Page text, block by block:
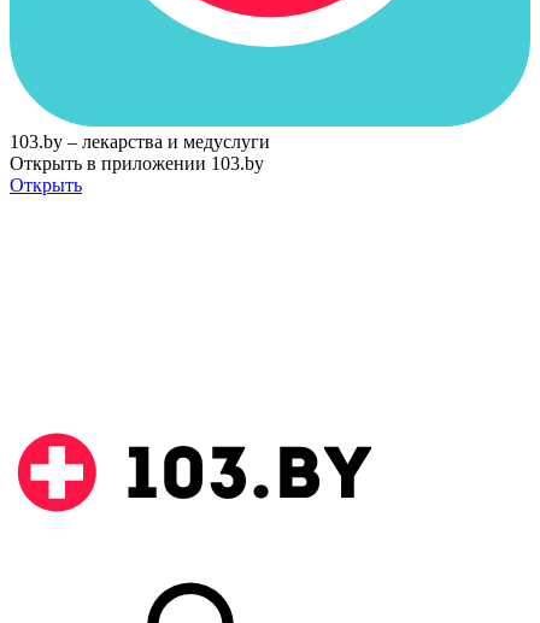
103.by – лекарства и медуслуги
Открыть в приложении 103.by
Открыть